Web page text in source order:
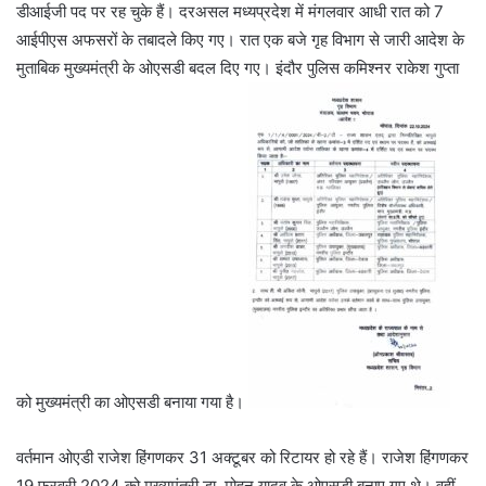
डीआईजी पद पर रह चुके हैं। दरअसल मध्यप्रदेश में मंगलवार आधी रात को 7
आईपीएस अफसरों के तबादले किए गए। रात एक बजे गृह विभाग से जारी आदेश के
मुताबिक मुख्यमंत्री के ओएसडी बदल दिए गए। इंदौर पुलिस कमिश्नर राकेश गुप्ता
को मुख्यमंत्री का ओएसडी बनाया गया है।
वर्तमान ओएडी राजेश हिंगणकर 31 अक्टूबर को रिटायर हो रहे हैं। राजेश हिंगणकर